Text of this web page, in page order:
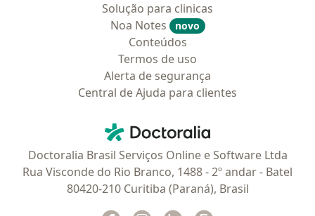
Solução para clinicas
Noa Notes
novo
Conteúdos
Termos de uso
Alerta de segurança
Central de Ajuda para clientes
Doctoralia - Homepage
Doctoralia Brasil Serviços Online e Software Ltda
Rua Visconde do Rio Branco, 1488 - 2º andar - Batel
80420-210 Curitiba (Paraná), Brasil